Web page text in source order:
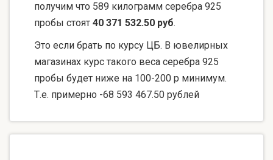
получим что 589 килограмм серебра 925
пробы стоят 40 371 532.50 руб.
Это если брать по курсу ЦБ. В ювелирных
магазинах курс такого веса серебра 925
пробы будет ниже на 100-200 р минимум.
Т.е. примерно -68 593 467.50 рублей